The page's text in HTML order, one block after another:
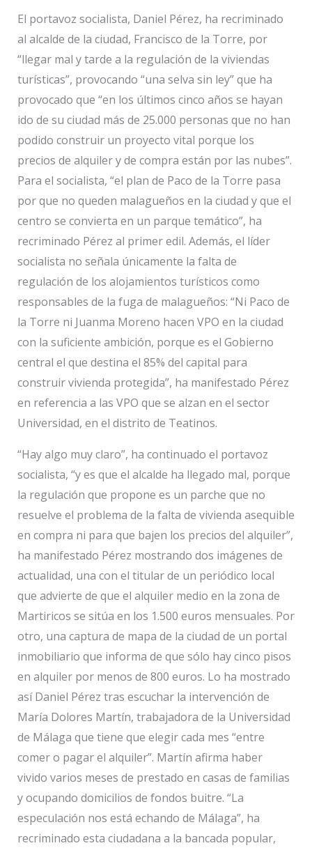
El portavoz socialista, Daniel Pérez, ha recriminado
al alcalde de la ciudad, Francisco de la Torre, por
“llegar mal y tarde a la regulación de la viviendas
turísticas”, provocando “una selva sin ley” que ha
provocado que “en los últimos cinco años se hayan
ido de su ciudad más de 25.000 personas que no han
podido construir un proyecto vital porque los
precios de alquiler y de compra están por las nubes”.
Para el socialista, “el plan de Paco de la Torre pasa
por que no queden malagueños en la ciudad y que el
centro se convierta en un parque temático”, ha
recriminado Pérez al primer edil. Además, el líder
socialista no señala únicamente la falta de
regulación de los alojamientos turísticos como
responsables de la fuga de malagueños: “Ni Paco de
la Torre ni Juanma Moreno hacen VPO en la ciudad
con la suficiente ambición, porque es el Gobierno
central el que destina el 85% del capital para
construir vivienda protegida”, ha manifestado Pérez
en referencia a las VPO que se alzan en el sector
Universidad, en el distrito de Teatinos.
“Hay algo muy claro”, ha continuado el portavoz
socialista, “y es que el alcalde ha llegado mal, porque
la regulación que propone es un parche que no
resuelve el problema de la falta de vivienda asequible
en compra ni para que bajen los precios del alquiler”,
ha manifestado Pérez mostrando dos imágenes de
actualidad, una con el titular de un periódico local
que advierte de que el alquiler medio en la zona de
Martiricos se sitúa en los 1.500 euros mensuales. Por
otro, una captura de mapa de la ciudad de un portal
inmobiliario que informa de que sólo hay cinco pisos
en alquiler por menos de 800 euros. Lo ha mostrado
así Daniel Pérez tras escuchar la intervención de
María Dolores Martín, trabajadora de la Universidad
de Málaga que tiene que elegir cada mes “entre
comer o pagar el alquiler”. Martín afirma haber
vivido varios meses de prestado en casas de familias
y ocupando domicilios de fondos buitre. “La
especulación nos está echando de Málaga”, ha
recriminado esta ciudadana a la bancada popular,